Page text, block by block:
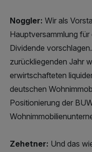
Noggler: Wir als
Hauptversammlung
Dividende
zurückliegenden Jahr
erwirtschafteten
deutschen
Positionierung der
Zehetner: Und das